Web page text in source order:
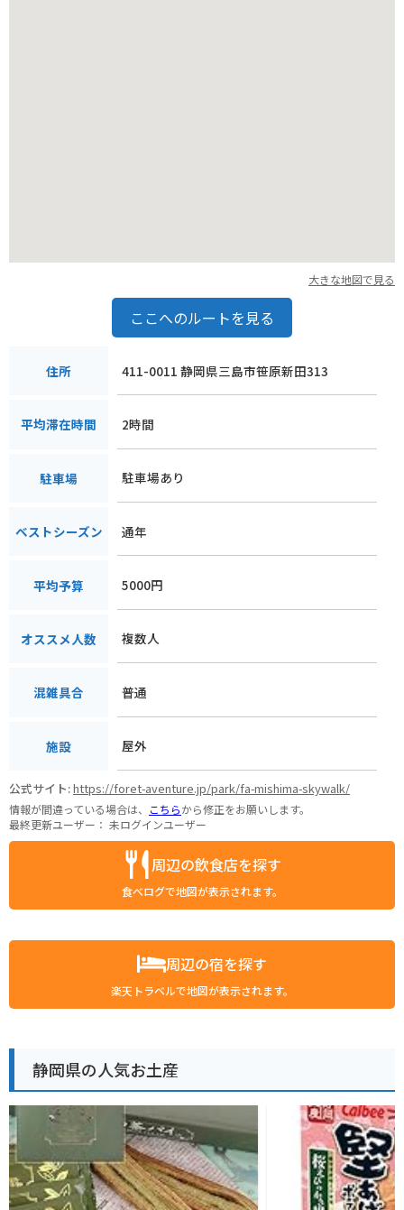
豊富です。自然を満喫し、美味しいものを味わい、心も体もリ
画してみてはいかがでしょうか。
大きな地図で見る
ここへのルートを見る
住所 411-0011 静岡県三島市笹原新田313
平均滞在時間 2時間
駐車場 駐車場あり
ベストシーズン 通年
平均予算 5000円
オススメ人数 複数人
混雑具合 普通
施設 屋外
公式サイト:https://foret-aventure.jp/park/fa-mishima-skywalk/
情報が間違っている場合は、 こちらから修正をお願いします。
最終更新ユーザー： 未ログインユーザー
周辺の飲食店を探す
食べログで地図が表示されます。
周辺の宿を探す
楽天トラベルで地図が表示されます。
静岡県の人気お土産